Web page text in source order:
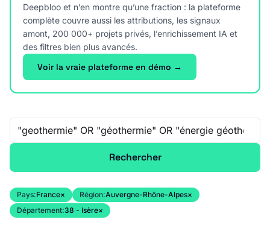
Deepbloo et n’en montre qu’une fraction : la plateforme
complète couvre aussi les attributions, les signaux
amont, 200 000+ projets privés, l’enrichissement IA et
des filtres bien plus avancés.
Voir la vraie plateforme en démo →
Recherche libre
Rechercher
Pays:France× Région:Auvergne-Rhône-Alpes×
Département:38 - Isère×